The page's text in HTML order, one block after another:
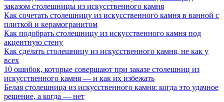
заказом столешницы из искусственного камня
Как сочетать столешницу из искусственного камня в ванной с
плиткой и керамогранитом
Как подобрать столешницу из искусственного камня под
акцентную стену
Как сделать столешницу из искусственного камня, не как у
всех
10 ошибок, которые совершают при заказе столешниц из
искусственного камня — и как их избежать
Белая столешница из искусственного камня: когда это удачное
решение, а когда — нет